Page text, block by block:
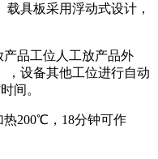
具板采用浮动式设计，
品工位人工放产品外
，设备其他工位进行自动
间。
热200℃，18分钟可作